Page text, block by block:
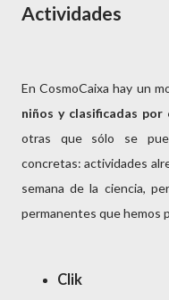
Actividades
En CosmoCaixa hay un
niños y clasificadas por
otras que sólo se
concretas: actividades
semana de la ciencia,
permanentes que hemos
Clik